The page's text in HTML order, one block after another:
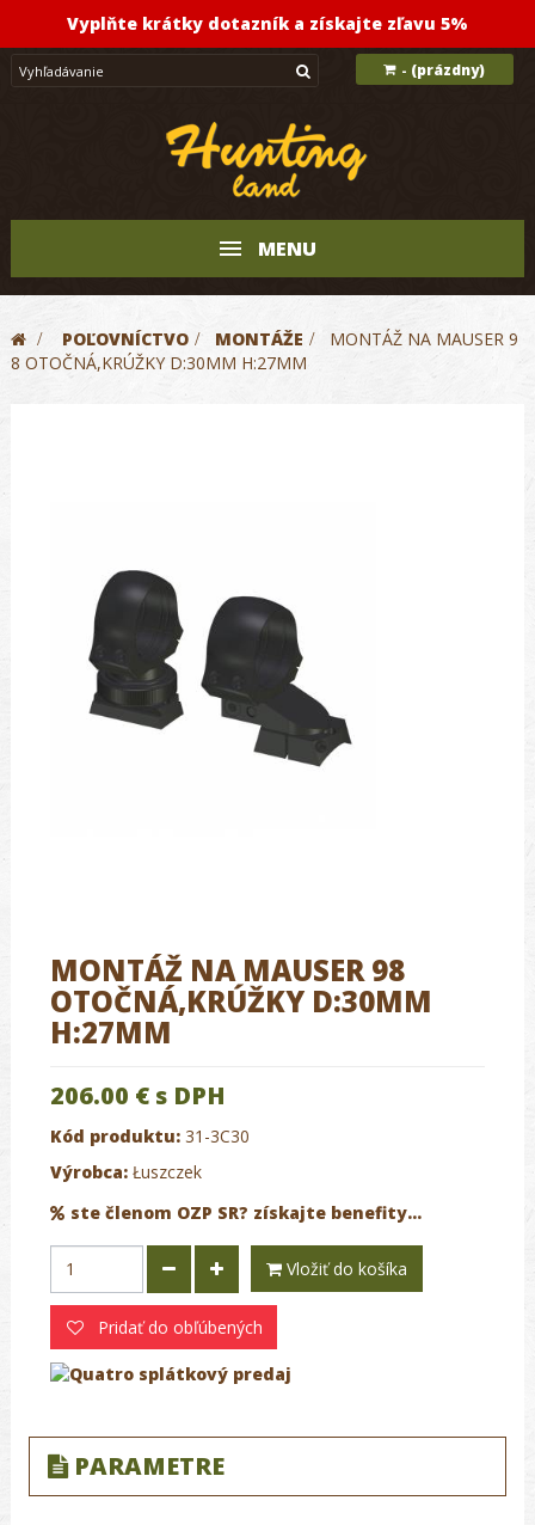
Vyplňte krátky dotazník a získajte zľavu 5%
- (prázdny)
MENU
> POĽOVNÍCTVO > MONTÁŽE >
MONTÁŽ NA MAUSER 9
8 OTOČNÁ,KRÚŽKY D:30MM H:27MM
MONTÁŽ NA MAUSER 98
OTOČNÁ,KRÚŽKY D:30MM
H:27MM
206.00 € s DPH
Kód produktu: 31-3C30
Výrobca: Łuszczek
ste členom OZP SR? získajte benefity...
Vložiť do košíka
Pridať do obľúbených
PARAMETRE